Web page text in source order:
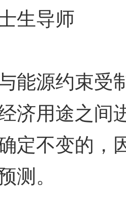
生导师
源约束受
济用途之间
定不变的，
测。